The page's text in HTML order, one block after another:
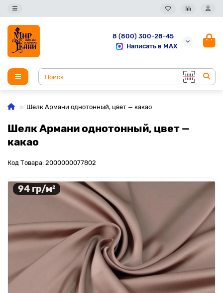
8 (800) 300-28-45
Написать в MAX
Шелк Армани однотонный, цвет — какао
Шелк Армани однотонный, цвет —
какао
Код Товара: 2000000077802
94 гр/м²